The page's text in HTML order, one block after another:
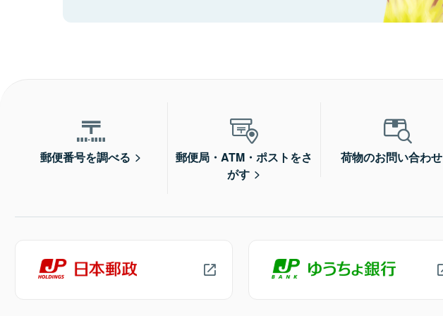
郵便番号を調べる
郵便局・ATM・ポストをさ
がす
荷物のお問い合わせ